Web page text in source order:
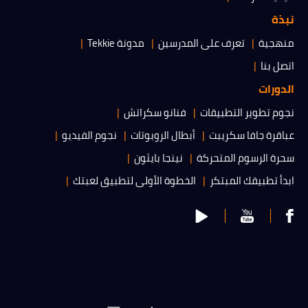
نبذة
منهجية تعرف على المدرسين
مدونة Tekkie
اتصل بنا
الدورات
نجوم تطوير التطبيقات
فنانو سكراتش
عباقرة جافا سكريبت
أبطال الروبوتات
نجوم الفيديو
سحرة الرسوم المتحركة
نينجا بايثون
ابدأ تطبيقك المبتكر
الخطوة الأولى لتطبيق لعبتك